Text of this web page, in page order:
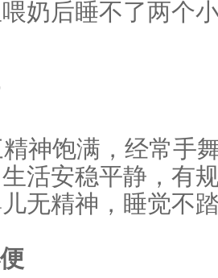
奶后睡不了两个
神饱满，经常手
活安稳平静，有
无精神，睡觉不